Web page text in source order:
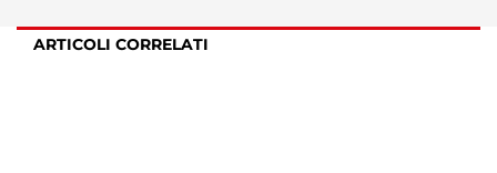
ARTICOLI CORRELATI